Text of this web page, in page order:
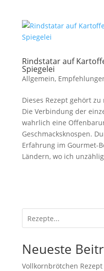
Rindstatar auf
Spiegelei
Allgemein,
Dieses Rezept gehört
Die Verbindung der
wahrlich eine
Geschmacksknospen.
Erfahrung im Gourmet-
Ländern, wo ich
Neueste
Vollkornbrötchen